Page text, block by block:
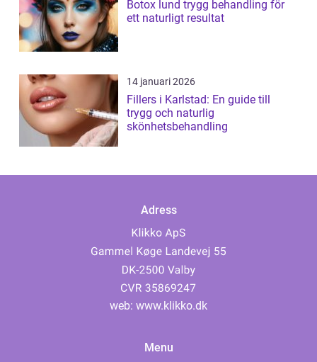
Botox lund trygg behandling för
ett naturligt resultat
14 januari 2026
Fillers i Karlstad: En guide till
trygg och naturlig
skönhetsbehandling
Adress
web: www.klikko.dk
Menu